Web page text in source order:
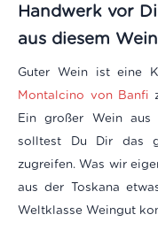
Handwerk vor
aus diesem
Guter Wein ist eine
Montalcino von Banfi
Ein großer Wein aus
solltest Du Dir das
zugreifen. Was wir
aus der Toskana
Weltklasse Weingut